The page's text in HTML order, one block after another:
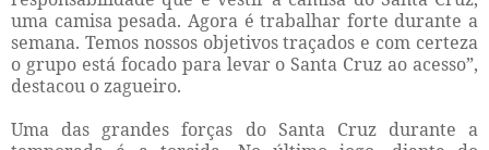
uma camisa pesada. Agora é trabalhar forte durante a
semana. Temos nossos objetivos traçados e com certeza
o grupo está focado para levar o Santa Cruz ao acesso”,
destacou o zagueiro.
Uma das grandes forças do Santa Cruz durante a